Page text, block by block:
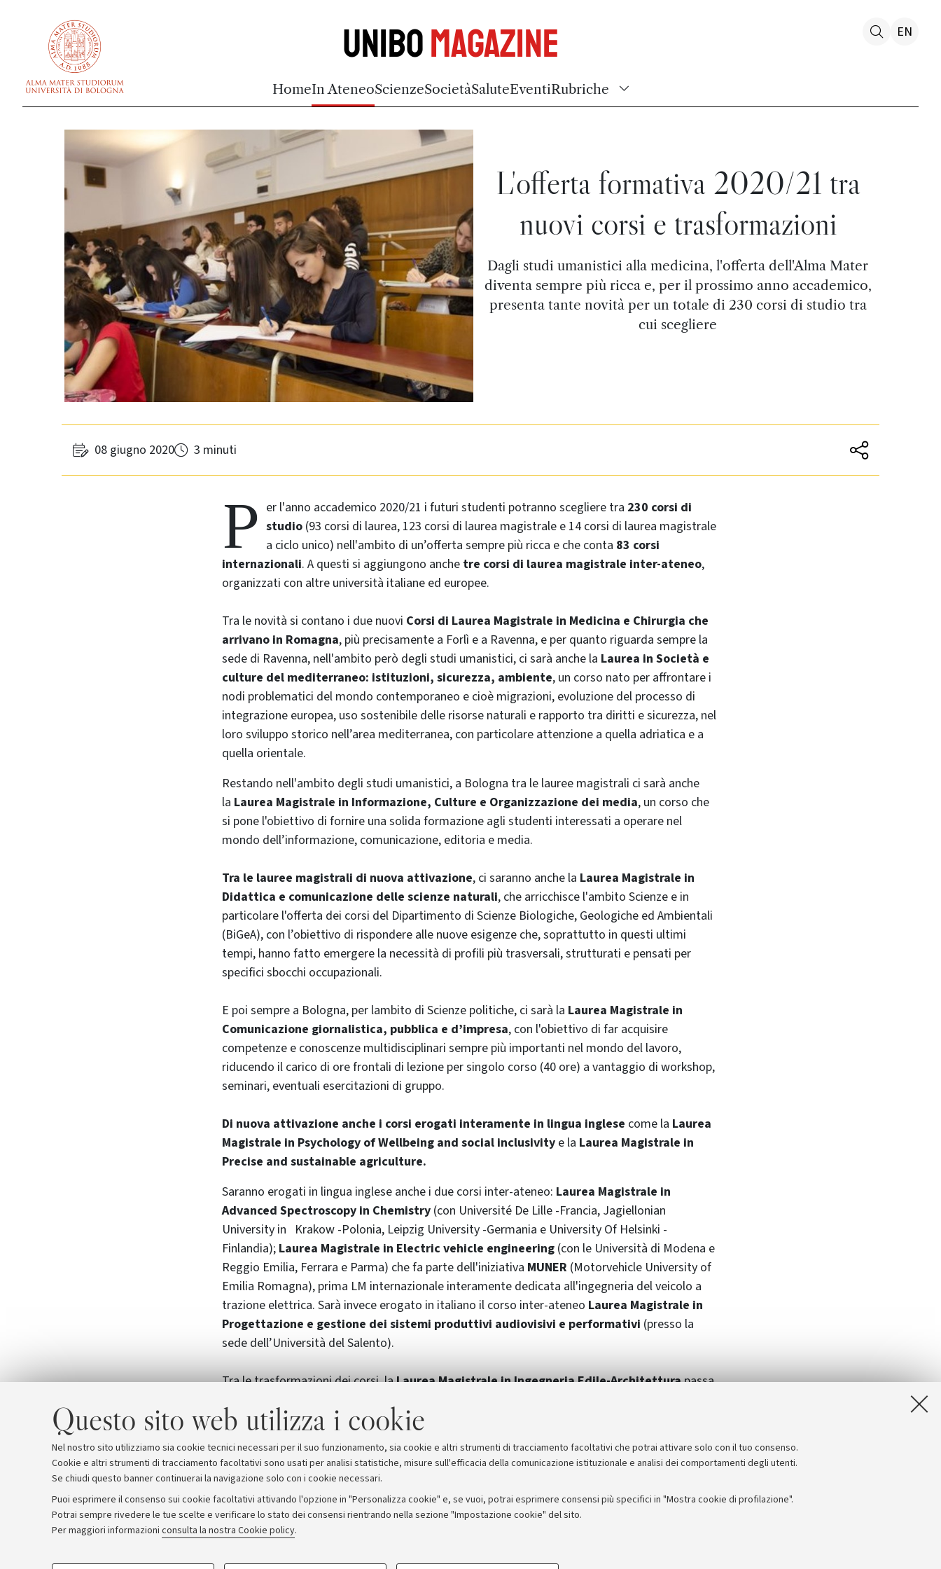
Questo sito web utilizza i cookie
Nel nostro sito utilizziamo sia cookie tecnici necessari per il suo funzionamento, sia cookie e altri strumenti di tracciamento facoltativi che potrai attivare solo con il tuo consenso.
Cookie e altri strumenti di tracciamento facoltativi sono usati per analisi statistiche, misure sull'efficacia della comunicazione istituzionale e analisi dei comportamenti degli utenti.
Se chiudi questo banner continuerai la navigazione solo con i cookie necessari.
Puoi esprimere il consenso sui cookie facoltativi attivando l'opzione in "Personalizza cookie" e, se vuoi, potrai esprimere consensi più specifici in "Mostra cookie di profilazione".
Potrai sempre rivedere le tue scelte e verificare lo stato dei consensi rientrando nella sezione "Impostazione cookie" del sito.
Per maggiori informazioni consulta la nostra Cookie policy.
UniboMagazine
HomeIn AteneoScienzeSocietàSaluteEventiRubriche
EN
L'offerta formativa 2020/21 tra
nuovi corsi e trasformazioni
Dagli studi umanistici alla medicina, l'offerta dell'Alma Mater
diventa sempre più ricca e, per il prossimo anno accademico,
presenta tante novità per un totale di 230 corsi di studio tra
cui scegliere
08 giugno 2020 3 minuti
P er l'anno accademico 2020/21 i futuri studenti potranno scegliere tra 230 corsi di
studio (93 corsi di laurea, 123 corsi di laurea magistrale e 14 corsi di laurea magistrale
a ciclo unico) nell'ambito di un’offerta sempre più ricca e che conta 83 corsi
internazionali. A questi si aggiungono anche tre corsi di laurea magistrale inter-ateneo,
organizzati con altre università italiane ed europee.
Tra le novità si contano i due nuovi Corsi di Laurea Magistrale in Medicina e Chirurgia che
arrivano in Romagna, più precisamente a Forlì e a Ravenna, e per quanto riguarda sempre la
sede di Ravenna, nell'ambito però degli studi umanistici, ci sarà anche la Laurea in Società e
culture del mediterraneo: istituzioni, sicurezza, ambiente, un corso nato per affrontare i
nodi problematici del mondo contemporaneo e cioè migrazioni, evoluzione del processo di
integrazione europea, uso sostenibile delle risorse naturali e rapporto tra diritti e sicurezza, nel
loro sviluppo storico nell’area mediterranea, con particolare attenzione a quella adriatica e a
quella orientale.
Restando nell'ambito degli studi umanistici, a Bologna tra le lauree magistrali ci sarà anche
la Laurea Magistrale in Informazione, Culture e Organizzazione dei media, un corso che
si pone l'obiettivo di fornire una solida formazione agli studenti interessati a operare nel
mondo dell’informazione, comunicazione, editoria e media.
Tra le lauree magistrali di nuova attivazione, ci saranno anche la Laurea Magistrale in
Didattica e comunicazione delle scienze naturali, che arricchisce l'ambito Scienze e in
particolare l'offerta dei corsi del Dipartimento di Scienze Biologiche, Geologiche ed Ambientali
(BiGeA), con l’obiettivo di rispondere alle nuove esigenze che, soprattutto in questi ultimi
tempi, hanno fatto emergere la necessità di profili più trasversali, strutturati e pensati per
specifici sbocchi occupazionali.
E poi sempre a Bologna, per lambito di Scienze politiche, ci sarà la Laurea Magistrale in
Comunicazione giornalistica, pubblica e d’impresa, con l'obiettivo di far acquisire
competenze e conoscenze multidisciplinari sempre più importanti nel mondo del lavoro,
riducendo il carico di ore frontali di lezione per singolo corso (40 ore) a vantaggio di workshop,
seminari, eventuali esercitazioni di gruppo.
Di nuova attivazione anche i corsi erogati interamente in lingua inglese come la Laurea
Magistrale in Psychology of Wellbeing and social inclusivity e la Laurea Magistrale in
Precise and sustainable agriculture.
Saranno erogati in lingua inglese anche i due corsi inter-ateneo: Laurea Magistrale in
Advanced Spectroscopy in Chemistry (con Université De Lille -Francia, Jagiellonian
University in Krakow -Polonia, Leipzig University -Germania e University Of Helsinki -
Finlandia); Laurea Magistrale in Electric vehicle engineering (con le Università di Modena e
Reggio Emilia, Ferrara e Parma) che fa parte dell'iniziativa MUNER (Motorvehicle University of
Emilia Romagna), prima LM internazionale interamente dedicata all'ingegneria del veicolo a
trazione elettrica. Sarà invece erogato in italiano il corso inter-ateneo Laurea Magistrale in
Progettazione e gestione dei sistemi produttivi audiovisivi e performativi (presso la
sede dell’Università del Salento).
Tra le trasformazioni dei corsi, laLaurea Magistrale in Ingegneria Edile-Architetturapassa
Archivio Comunicati stampa Redazione Rassegna stampa